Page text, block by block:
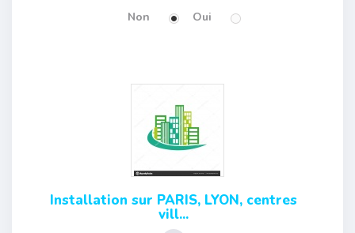
Non Oui
Installation sur PARIS, LYON, centres
vill...